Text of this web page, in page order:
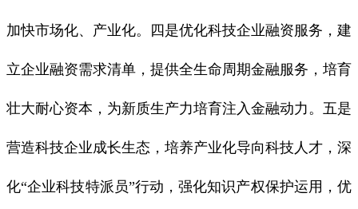
加快市场化、产业化。四是优化科技企业融资服务，建
立企业融资需求清单，提供全生命周期金融服务，培育
壮大耐心资本，为新质生产力培育注入金融动力。五是
营造科技企业成长生态，培养产业化导向科技人才，深
化“企业科技特派员”行动，强化知识产权保护运用，优